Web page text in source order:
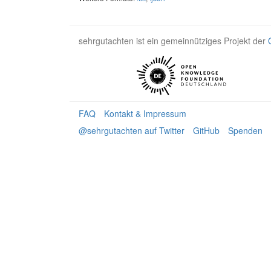
sehrgutachten ist ein gemeinnütziges Projekt der
FAQ
Kontakt & Impressum
@sehrgutachten auf Twitter
GitHub Spenden